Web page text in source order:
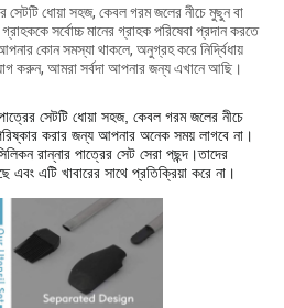
সেটটি ধোয়া সহজ, কেবল গরম জলের নীচে মুছুন বা
সর্বোচ্চ মানের গ্রাহক পরিষেবা প্রদান করতে
কোন সমস্যা থাকলে, অনুগ্রহ করে নির্দ্বিধায়
করুন, আমরা সর্বদা আপনার জন্য এখানে আছি।
সেটটি ধোয়া সহজ, কেবল গরম জলের নীচে
করার জন্য আপনার অনেক সময় লাগবে না।
রান্নার পাত্রের সেট সেরা পছন্দ।তাদের
এবং এটি খাবারের সাথে প্রতিক্রিয়া করে না।